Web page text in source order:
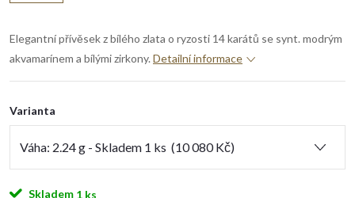
Elegantní přívěsek z bílého zlata o ryzosti 14 karátů se synt. modrým
akvamarínem a bílými zirkony. Detailní informace
Varianta
Skladem 1 ks